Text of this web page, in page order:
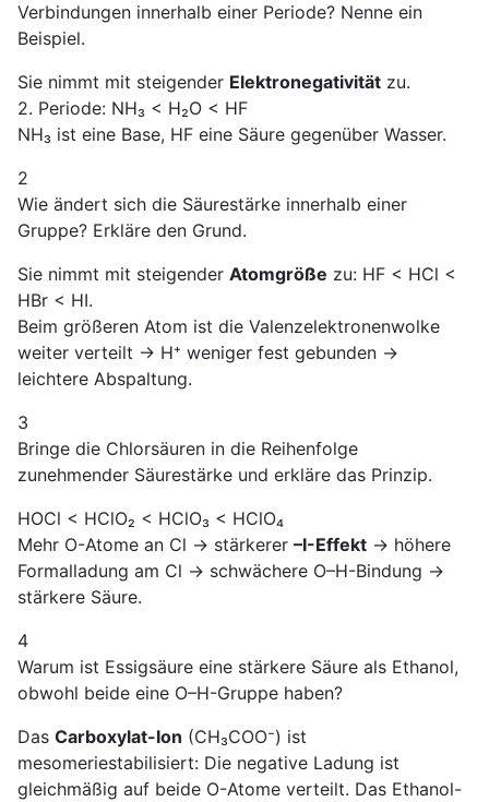
Verbindungen innerhalb einer Periode? Nenne ein
Beispiel.
Sie nimmt mit steigender Elektronegativität zu.
2. Periode: NH₃ < H₂O < HF
NH₃ ist eine Base, HF eine Säure gegenüber Wasser.
2
Wie ändert sich die Säurestärke innerhalb einer
Gruppe? Erkläre den Grund.
Sie nimmt mit steigender Atomgröße zu: HF < HCl <
HBr < HI.
Beim größeren Atom ist die Valenzelektronenwolke
weiter verteilt → H⁺ weniger fest gebunden →
leichtere Abspaltung.
3
Bringe die Chlorsäuren in die Reihenfolge
zunehmender Säurestärke und erkläre das Prinzip.
HOCl < HClO₂ < HClO₃ < HClO₄
Mehr O-Atome an Cl → stärkerer –I-Effekt → höhere
Formalladung am Cl → schwächere O–H-Bindung →
stärkere Säure.
4
Warum ist Essigsäure eine stärkere Säure als Ethanol,
obwohl beide eine O–H-Gruppe haben?
Das Carboxylat-Ion (CH₃COO⁻) ist
mesomeriestabilisiert: Die negative Ladung ist
gleichmäßig auf beide O-Atome verteilt. Das Ethanol-